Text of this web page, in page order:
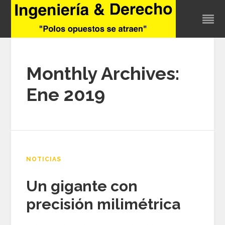
Monthly Archives:
Ene 2019
NOTICIAS
Un gigante con
precisión milimétrica